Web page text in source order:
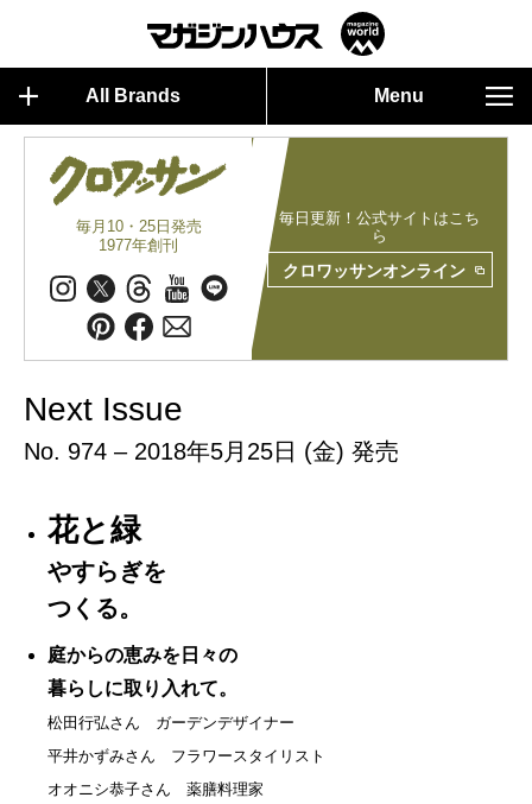
All Brands Menu
毎月10・25日発売
1977年創刊
毎日更新！公式サイトはこち
ら
クロワッサンオンライン
Next Issue
No. 974 – 2018年5月25日 (金) 発売
花と緑
やすらぎを
つくる。
庭からの恵みを日々の
暮らしに取り入れて。
松田行弘さん ガーデンデザイナー
平井かずみさん フラワースタイリスト
オオニシ恭子さん 薬膳料理家